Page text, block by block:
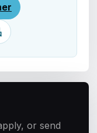
or send